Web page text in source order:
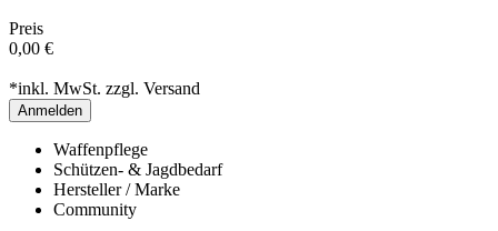
Preis
0,00 €
*inkl. MwSt. zzgl. Versand
Anmelden
Waffenpflege
Schützen- & Jagdbedarf
Hersteller / Marke
Community